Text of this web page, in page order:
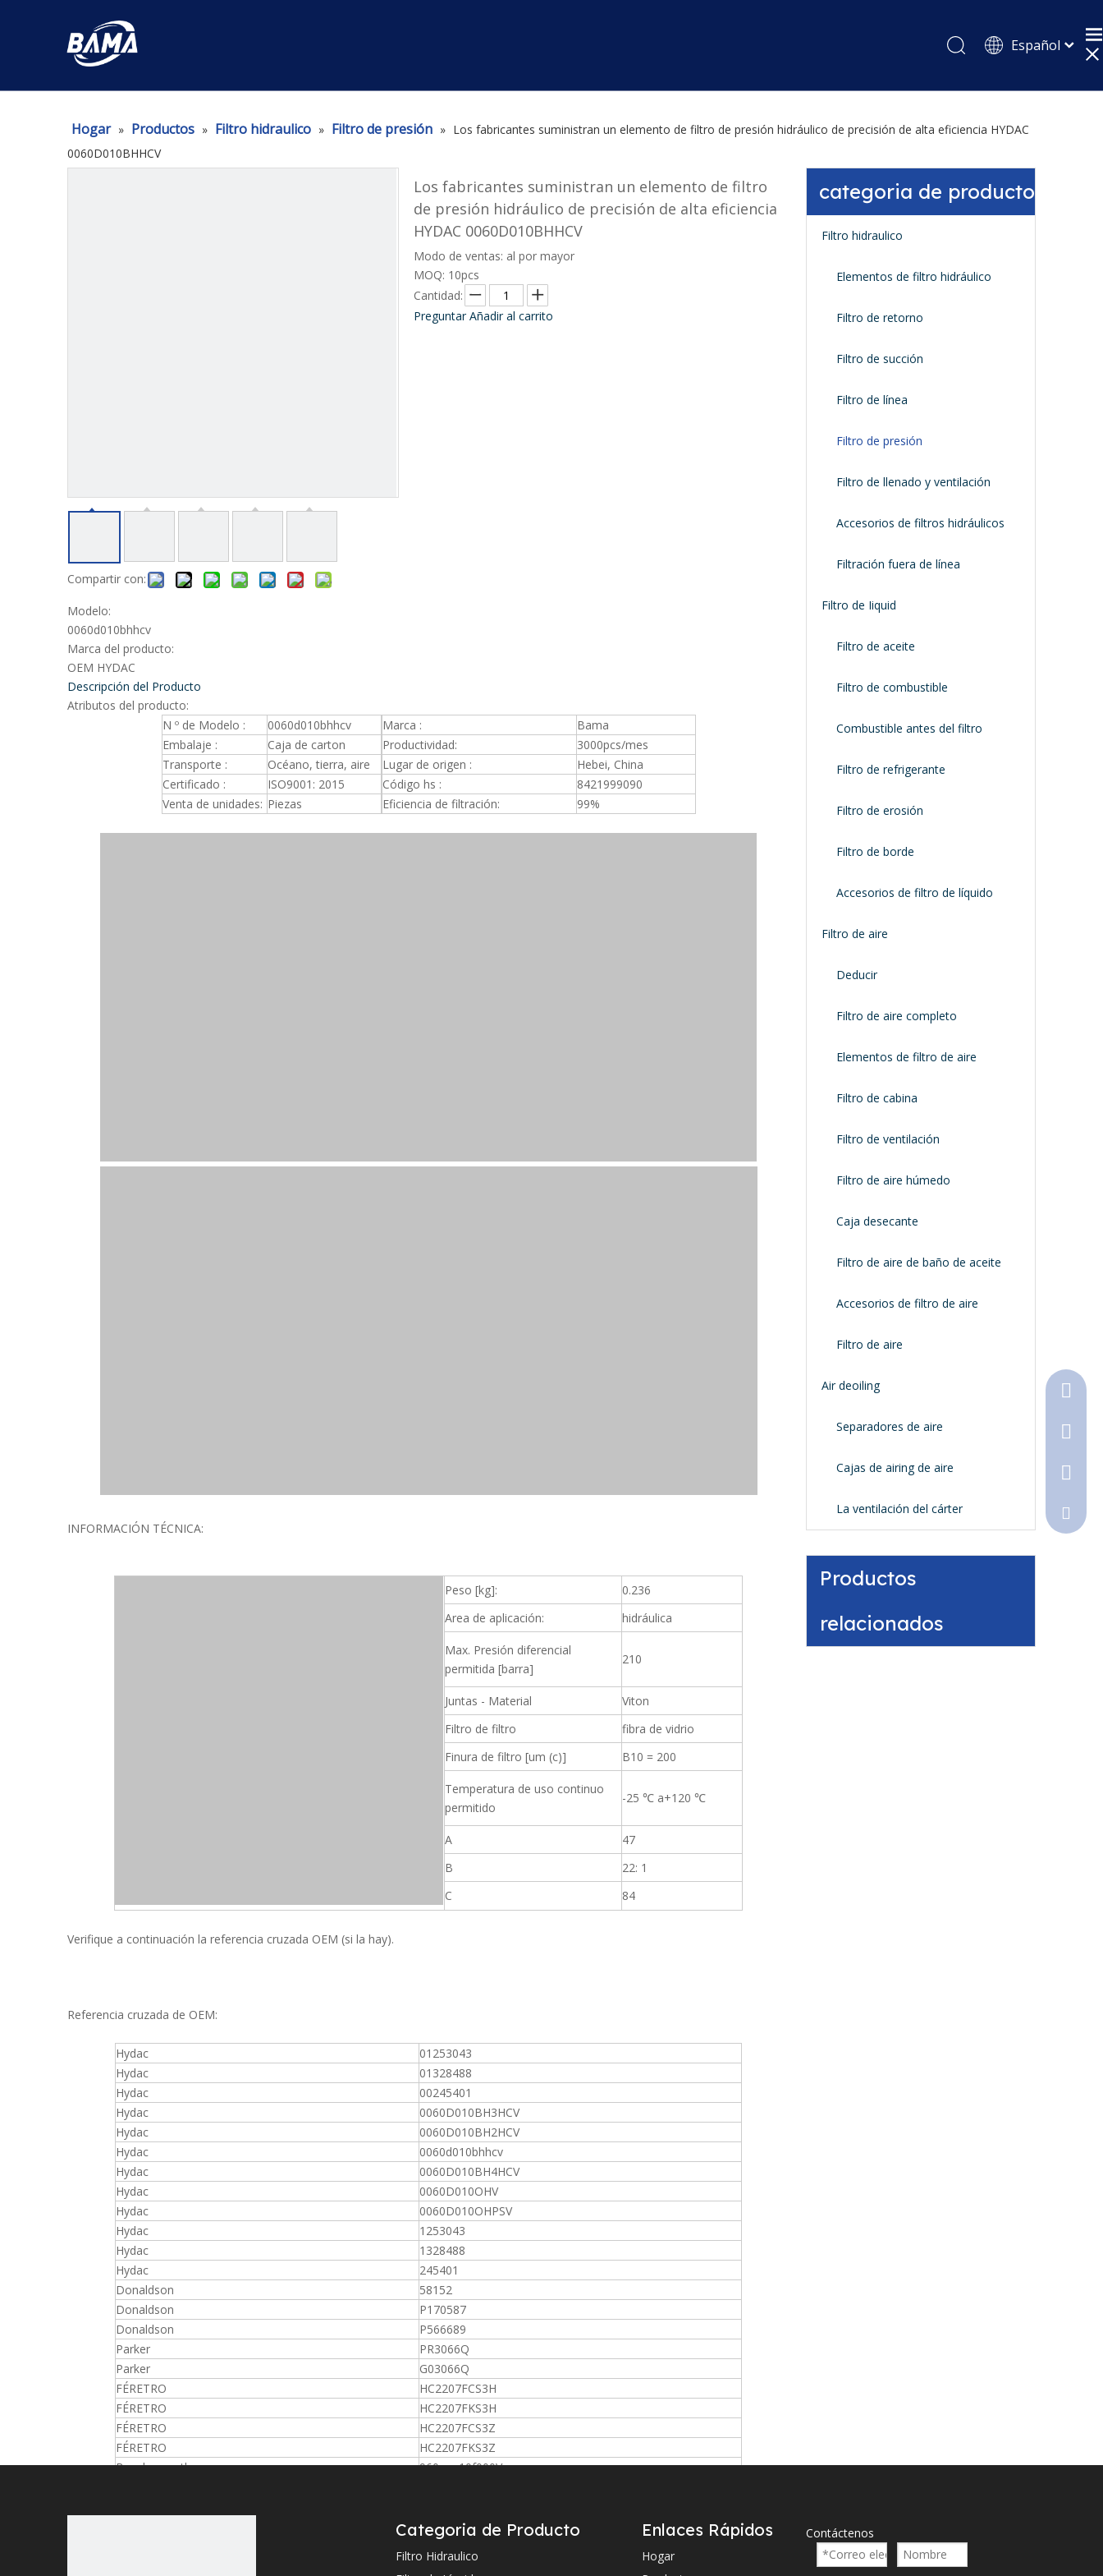
Español
Pусский
Hogar » Productos » Filtro hidraulico » Filtro de presión » Los fabricantes suministran un elemento de filtro de presión hidráulico de precisión de alta eficiencia HYDAC
0060D010BHHCV
Compartir con:
Los fabricantes suministran un elemento de filtro
de presión hidráulico de precisión de alta eficiencia
HYDAC 0060D010BHHCV
Modo de ventas: al por mayor
MOQ: 10pcs
Cantidad:
Preguntar Añadir al carrito
Modelo:
0060d010bhhcv
Marca del producto:
OEM HYDAC
Descripción del Producto
Atributos del producto:
N º de Modelo :
0060d010bhhcv Marca :
Bama
Embalaje :
Caja de carton Productividad:
3000pcs/mes
Transporte :
Océano, tierra, aire Lugar de origen :
Hebei, China
Certificado :
ISO9001: 2015 Código hs :
8421999090
Venta de unidades: Piezas Eficiencia de filtración: 99%
INFORMACIÓN TÉCNICA:
Peso [kg]:
0.236
Area de aplicación:
hidráulica
Max. Presión diferencial
permitida [barra]
210
Juntas - Material
Viton
Filtro de filtro
fibra de vidrio
Finura de filtro [um (c)]
B10 = 200
Temperatura de uso continuo
permitido
-25 ℃ a+120 ℃
A
47
B
22: 1
C
84
Verifique a continuación la referencia cruzada OEM (si la hay).
Referencia cruzada de OEM:
Hydac
01253043
Hydac
01328488
Hydac
00245401
Hydac
0060D010BH3HCV
Hydac
0060D010BH2HCV
Hydac
0060d010bhhcv
Hydac
0060D010BH4HCV
Hydac
0060D010OHV
Hydac
0060D010OHPSV
Hydac
1253043
Hydac
1328488
Hydac
245401
Donaldson
58152
Donaldson
P170587
Donaldson
P566689
Parker
PR3066Q
Parker
G03066Q
FÉRETRO
HC2207FCS3H
FÉRETRO
HC2207FKS3H
FÉRETRO
HC2207FCS3Z
FÉRETRO
HC2207FKS3Z
Bosch rexroth
960pwr10f000V
R900991277
R900229755
categoria de producto
Filtro hidraulico
Elementos de filtro hidráulico
Filtro de retorno
Filtro de succión
Filtro de línea
Filtro de presión
Filtro de llenado y ventilación
Accesorios de filtros hidráulicos
Filtración fuera de línea
Filtro de Iiquid
Filtro de aceite
Filtro de combustible
Combustible antes del filtro
Filtro de refrigerante
Filtro de erosión
Filtro de borde
Accesorios de filtro de líquido
Filtro de aire
Deducir
Filtro de aire completo
Elementos de filtro de aire
Filtro de cabina
Filtro de ventilación
Filtro de aire húmedo
Caja desecante
Filtro de aire de baño de aceite
Accesorios de filtro de aire
Filtro de aire
Air deoiling
Separadores de aire
Cajas de airing de aire
La ventilación del cárter
Productos
relacionados
Categoria de Producto
Filtro Hidraulico
+86-
+86-
Enlaces Rápidos
Hogar
Contáctenos